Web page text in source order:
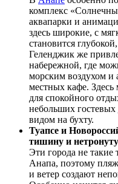
комплекс
аквапарки и
здесь широкие, с
становится
Геленджик же
набережной, где
морским воздухом и
местных кафе.
для спокойного
небольших
видом на бухту.
Туапсе и
тишину и
Эти города не такие
Анапа, поэтому
и ветер создают